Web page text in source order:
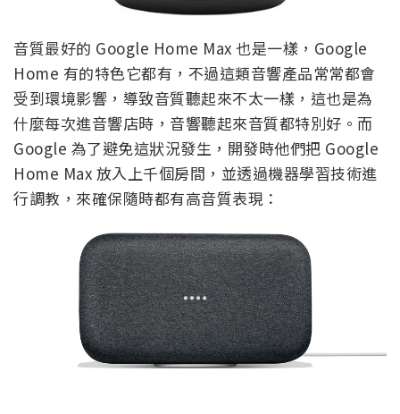
音質最好的 Google Home Max 也是一樣，Google
Home 有的特色它都有，不過這類音響產品常常都會
受到環境影響，導致音質聽起來不太一樣，這也是為
什麼每次進音響店時，音響聽起來音質都特別好。而
Google 為了避免這狀況發生，開發時他們把 Google
Home Max 放入上千個房間，並透過機器學習技術進
行調教，來確保隨時都有高音質表現：